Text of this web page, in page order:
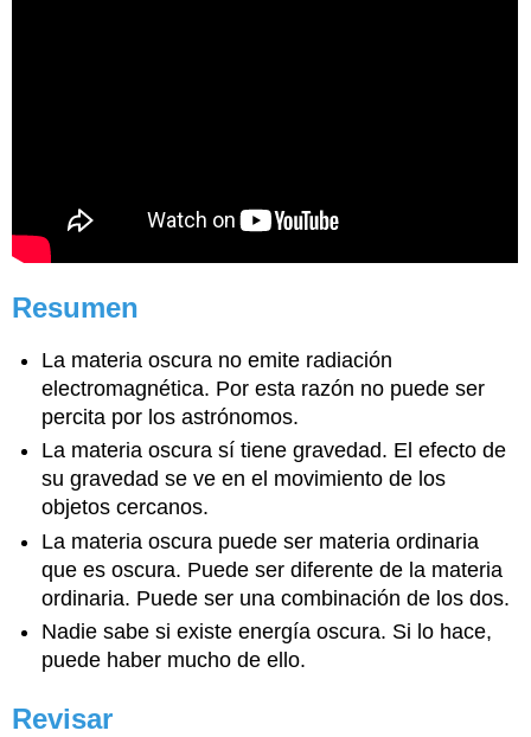
Resumen
La materia oscura no emite radiación
electromagnética. Por esta razón no puede ser
percita por los astrónomos.
La materia oscura sí tiene gravedad. El efecto de
su gravedad se ve en el movimiento de los
objetos cercanos.
La materia oscura puede ser materia ordinaria
que es oscura. Puede ser diferente de la materia
ordinaria. Puede ser una combinación de los dos.
Nadie sabe si existe energía oscura. Si lo hace,
puede haber mucho de ello.
Revisar